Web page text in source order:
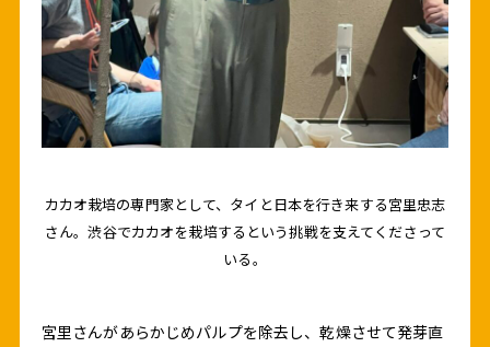
カカオ栽培の専門家として、タイと日本を行き来する宮里忠志
さん。渋谷でカカオを栽培するという挑戦を支えてくださって
いる。
宮里さんがあらかじめパルプを除去し、乾燥させて発芽直